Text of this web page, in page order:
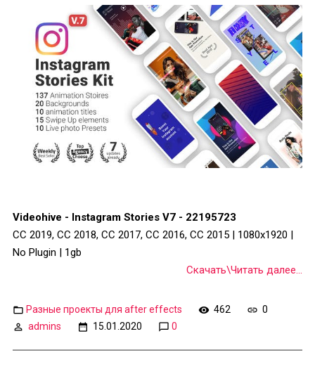
Videohive - Instagram Stories V7 - 22195723
CC 2019, CC 2018, CC 2017, CC 2016, CC 2015 | 1080x1920 |
No Plugin | 1gb
Скачать\Читать далее...
Разные проекты для after effects 462
0
admins
15.01.2020 0